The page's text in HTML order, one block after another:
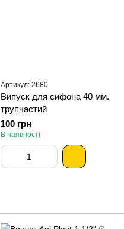
Артикул: 2680
Випуск для сифона 40 мм.
трупчастий
100 грн
В наявності